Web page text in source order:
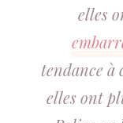
elles
tendance à
elles ont